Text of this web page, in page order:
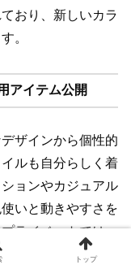
おり、新しいカラ
。
アイテム公開
ザインから個性的
ルも自分らしく着
ョンやカジュアル
いと動きやすさを
ライベートでは、
愛用。バッグには
トップ